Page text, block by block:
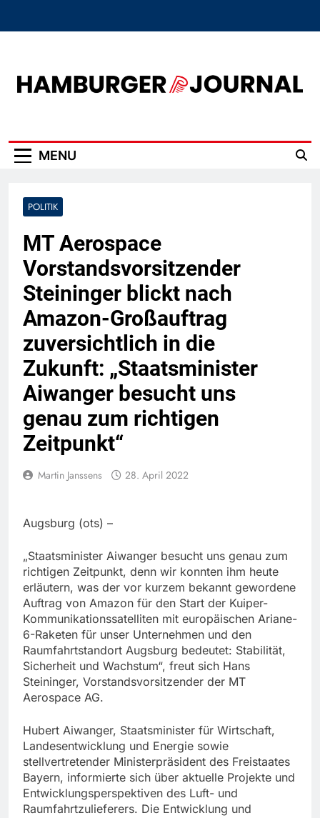
MENU
POLITIK
MT Aerospace
Vorstandsvorsitzender
Steininger blickt nach
Amazon-Großauftrag
zuversichtlich in die
Zukunft: „Staatsminister
Aiwanger besucht uns
genau zum richtigen
Zeitpunkt“
Martin Janssens 28. April 2022
Augsburg (ots) –
„Staatsminister Aiwanger besucht uns genau zum
richtigen Zeitpunkt, denn wir konnten ihm heute
erläutern, was der vor kurzem bekannt gewordene
Auftrag von Amazon für den Start der Kuiper-
Kommunikationssatelliten mit europäischen Ariane-
6-Raketen für unser Unternehmen und den
Raumfahrtstandort Augsburg bedeutet: Stabilität,
Sicherheit und Wachstum“, freut sich Hans
Steininger, Vorstandsvorsitzender der MT
Aerospace AG.
Hubert Aiwanger, Staatsminister für Wirtschaft,
Landesentwicklung und Energie sowie
stellvertretender Ministerpräsident des Freistaates
Bayern, informierte sich über aktuelle Projekte und
Entwicklungsperspektiven des Luft- und
Raumfahrtzulieferers. Die Entwicklung und